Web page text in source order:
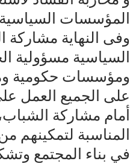
المؤسسات
وفى النهاية مشاركة
السياسية مسؤولية
ومؤسسات حكومية
على الجميع العمل
أمام مشاركة الشباب،
المناسبة لتمكينهم
في بناء المجتمع